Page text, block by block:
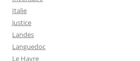
Italie
Justice
Landes
Languedoc
Le Havre